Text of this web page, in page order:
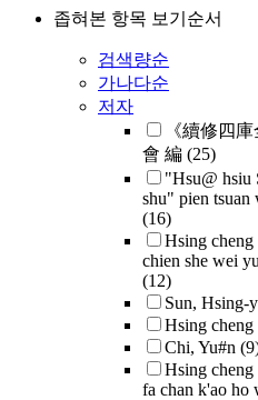
좁혀본 항목 보기순서
검색량순
가나다순
저자
《續修四
會 編 (25)
"Hsu@ hsiu
shu" pien tsuan
(16)
Hsing
chien she wei
(12)
Sun, Hsing-
Hsing cheng
Chi, Yu#n
Hsing
fa chan k'ao ho